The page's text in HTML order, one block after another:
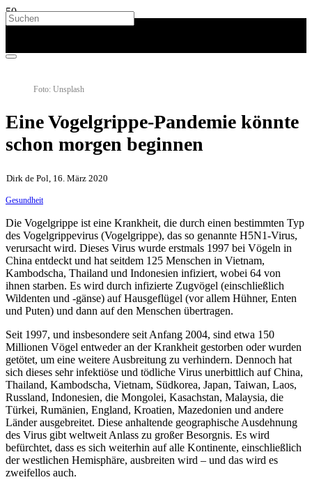
Foto: Unsplash
Eine Vogelgrippe-Pandemie könnte
schon morgen beginnen
Dirk de Pol, 16. März 2020
Gesundheit
Die Vogelgrippe ist eine Krankheit, die durch einen bestimmten Typ
des Vogelgrippevirus (Vogelgrippe), das so genannte H5N1-Virus,
verursacht wird. Dieses Virus wurde erstmals 1997 bei Vögeln in
China entdeckt und hat seitdem 125 Menschen in Vietnam,
Kambodscha, Thailand und Indonesien infiziert, wobei 64 von
ihnen starben. Es wird durch infizierte Zugvögel (einschließlich
Wildenten und -gänse) auf Hausgeflügel (vor allem Hühner, Enten
und Puten) und dann auf den Menschen übertragen.
Seit 1997, und insbesondere seit Anfang 2004, sind etwa 150
Millionen Vögel entweder an der Krankheit gestorben oder wurden
getötet, um eine weitere Ausbreitung zu verhindern. Dennoch hat
sich dieses sehr infektiöse und tödliche Virus unerbittlich auf China,
Thailand, Kambodscha, Vietnam, Südkorea, Japan, Taiwan, Laos,
Russland, Indonesien, die Mongolei, Kasachstan, Malaysia, die
Türkei, Rumänien, England, Kroatien, Mazedonien und andere
Länder ausgebreitet. Diese anhaltende geographische Ausdehnung
des Virus gibt weltweit Anlass zu großer Besorgnis. Es wird
befürchtet, dass es sich weiterhin auf alle Kontinente, einschließlich
der westlichen Hemisphäre, ausbreiten wird – und das wird es
zweifellos auch.